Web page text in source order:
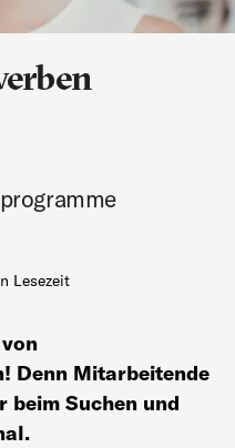
Lesezeit
Denn Mitarbeitende
beim Suchen und